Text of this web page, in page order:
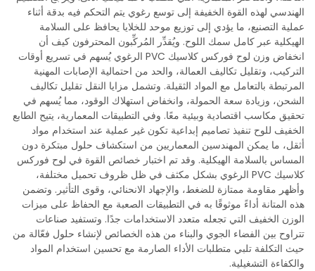
الهندسي لهذه القوة الخفيفة إلى توسع رغوي يتم التحكم فيه بدقة أثناء
عملية التصنيع، ما يؤدي إلى توزيع موحد للخلايا يحافظ على السلامة
الهيكلية عبر كامل سمك اللوح. ويُقدِّر المُركِّبون المحترفون كيف أن
انخفاض وزن لوح فوركس كلاسيك PVC الرغوي يُسهم في تسريع أوقات
التركيب، وتقليل تكاليف العمالة، والحد من احتمالية الإصابات المهنية
المرتبطة بالتعامل مع المواد الثقيلة. وتشمل مزايا النقل تقليل تكاليف
الشحن، وزيادة سعة الحمولة، وانخفاض استهلاك الوقود، مما يُسهم في
تحقيق مكاسب اقتصادية وبيئية معًا. وفي التطبيقات المعمارية، يتيح الطابع
الخفيف للوح تنفيذ تصاميم إبداعية تكون غير عملية عند استخدام مواد
أثقل، ما يمكن المهندسين المعماريين من استكشاف حلول مبتكرة دون
المساس بالسلامة الهيكلية. وقد تم اختبار خصائص القوة في لوح فوركس
كلاسيك PVC الرغوي بشكل مكثف في ظل ظروف تحميل مختلفة،
وأظهر مقاومة ممتازة للضغط، والإجهاد الانحنائي، وقوى التأثير. وتضمن
هذه المتانة أداءً موثوقًا به في التطبيقات الصعبة مع الحفاظ على ميزات
الوزن الخفيف التي تجعله متعدد الاستخدامات جدًا. وتستفيد صناعات
تتراوح بين الفضاء الجوي والبناء من هذه الخصائص لإنشاء حلول فعّالة من
حيث التكلفة تلبي متطلبات الأداء الصارمة مع تحسين استخدام المواد
والكفاءة التشغيلية.